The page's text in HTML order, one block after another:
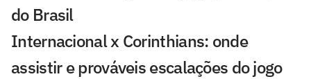
do Brasil
Internacional x Corinthians: onde
assistir e prováveis escalações do jogo